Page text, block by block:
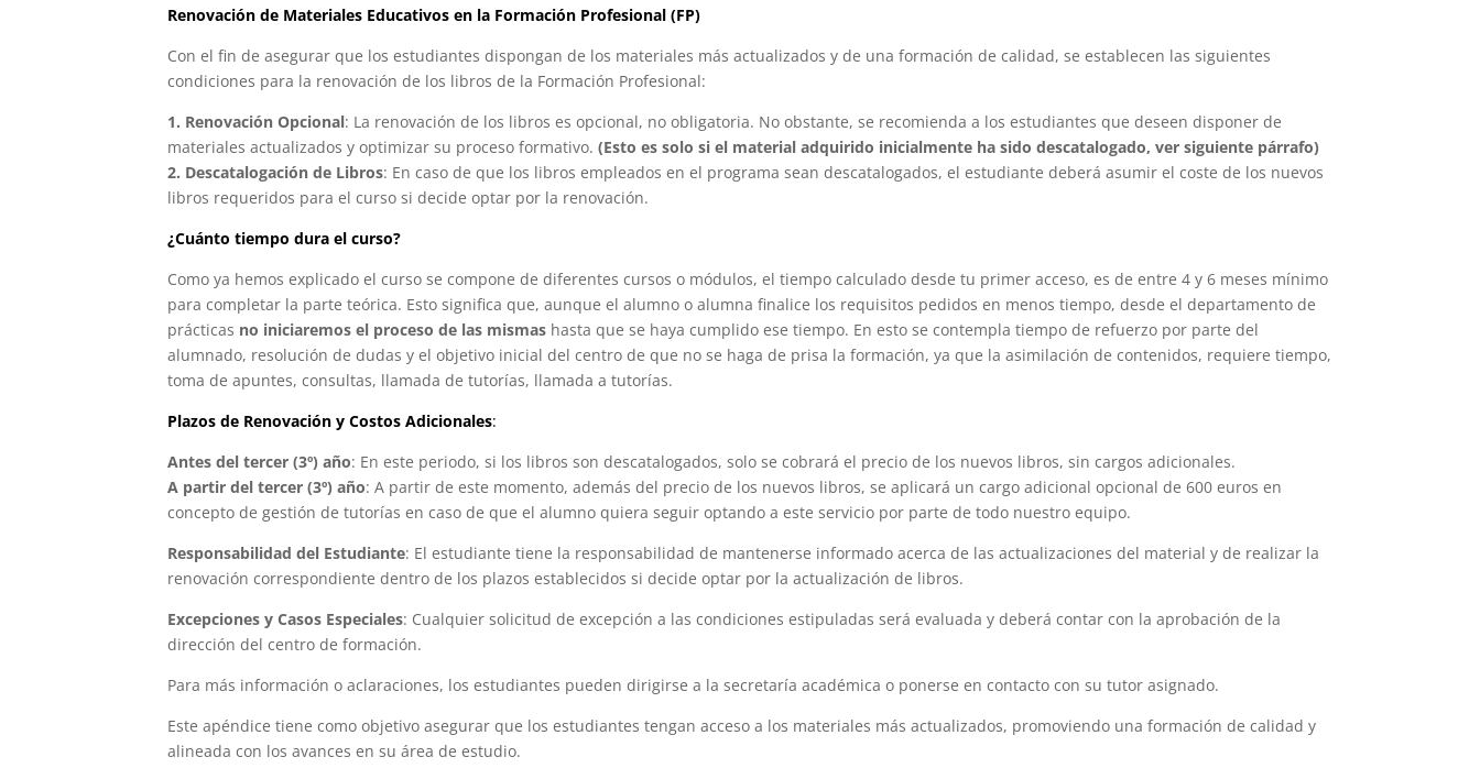
Renovación de Materiales Educativos en la Formación Profesional (FP)
Con el fin de asegurar que los estudiantes dispongan de los materiales más actualizados y de una formación de calidad, se establecen las siguientes
condiciones para la renovación de los libros de la Formación Profesional:
1. Renovación Opcional: La renovación de los libros es opcional, no obligatoria. No obstante, se recomienda a los estudiantes que deseen disponer de
materiales actualizados y optimizar su proceso formativo.(Esto es solo si el material adquirido inicialmente ha sido descatalogado, ver siguiente párrafo)
2. Descatalogación de Libros: En caso de que los libros empleados en el programa sean descatalogados, el estudiante deberá asumir el coste de los nuevos
libros requeridos para el curso si decide optar por la renovación.
¿Cuánto tiempo dura el curso?
Como ya hemos explicado el curso se compone de diferentes cursos o módulos, el tiempo calculado desde tu primer acceso, es de entre 4 y 6 meses mínimo
para completar la parte teórica. Esto significa que, aunque el alumno o alumna finalice los requisitos pedidos en menos tiempo, desde el departamento de
prácticas no iniciaremos el proceso de las mismas hasta que se haya cumplido ese tiempo. En esto se contempla tiempo de refuerzo por parte del
alumnado, resolución de dudas y el objetivo inicial del centro de que no se haga de prisa la formación, ya que la asimilación de contenidos, requiere tiempo,
toma de apuntes, consultas, llamada de tutorías, llamada a tutorías.
Plazos de Renovación y Costos Adicionales:
Antes del tercer (3º) año: En este periodo, si los libros son descatalogados, solo se cobrará el precio de los nuevos libros, sin cargos adicionales.
A partir del tercer (3º) año: A partir de este momento, además del precio de los nuevos libros, se aplicará un cargo adicional opcional de 600 euros en
concepto de gestión de tutorías en caso de que el alumno quiera seguir optando a este servicio por parte de todo nuestro equipo.
Responsabilidad del Estudiante: El estudiante tiene la responsabilidad de mantenerse informado acerca de las actualizaciones del material y de realizar la
renovación correspondiente dentro de los plazos establecidos si decide optar por la actualización de libros.
Excepciones y Casos Especiales: Cualquier solicitud de excepción a las condiciones estipuladas será evaluada y deberá contar con la aprobación de la
dirección del centro de formación.
Para más información o aclaraciones, los estudiantes pueden dirigirse a la secretaría académica o ponerse en contacto con su tutor asignado.
Este apéndice tiene como objetivo asegurar que los estudiantes tengan acceso a los materiales más actualizados, promoviendo una formación de calidad y
alineada con los avances en su área de estudio.